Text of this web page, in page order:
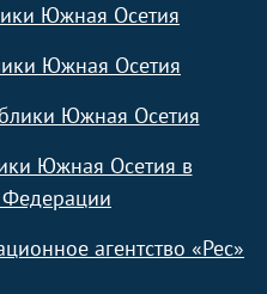
Южная Осетия
Южная Осетия
Южная Осетия
Южная Осетия в
Федерации
агентство «Рес»